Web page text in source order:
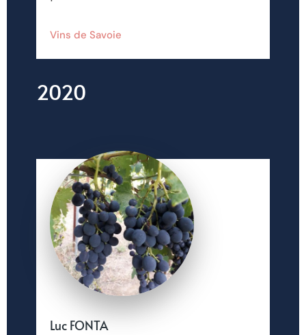
Vins de Savoie
2020
Luc FONTA